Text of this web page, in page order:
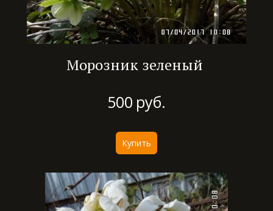
Морозник зеленый
500 руб.
Купить